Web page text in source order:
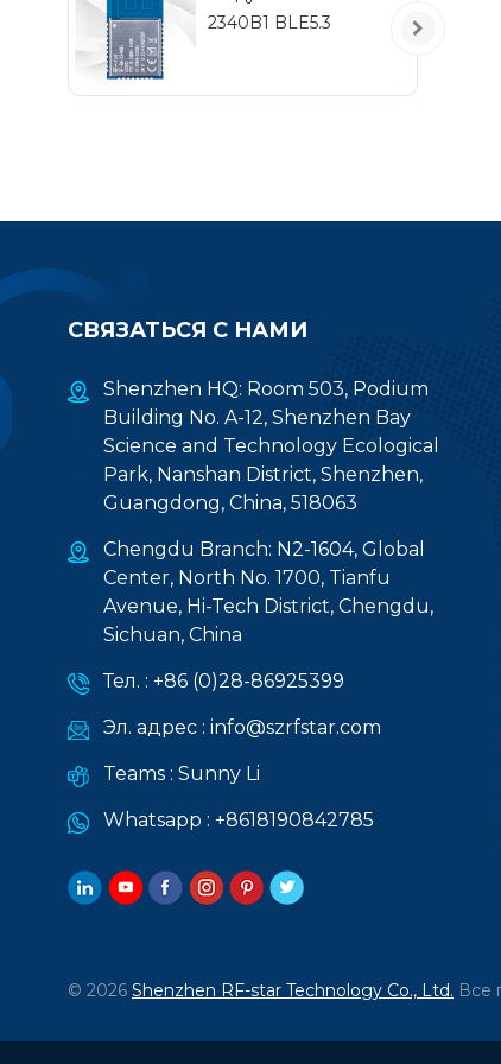
2340B1 BLE5.3
СВЯЗАТЬСЯ С НАМИ
Shenzhen HQ: Room 503, Podium
Building No. A-12, Shenzhen Bay
Science and Technology Ecological
Park, Nanshan District, Shenzhen,
Guangdong, China, 518063
Chengdu Branch: N2-1604, Global
Center, North No. 1700, Tianfu
Avenue, Hi-Tech District, Chengdu,
Sichuan, China
Тел. : +86 (0)28-86925399
Эл. адрес : info@szrfstar.com
Teams : Sunny Li
Whatsapp : +8618190842785
© 2026 Shenzhen RF-star Technology Co., Ltd. Все